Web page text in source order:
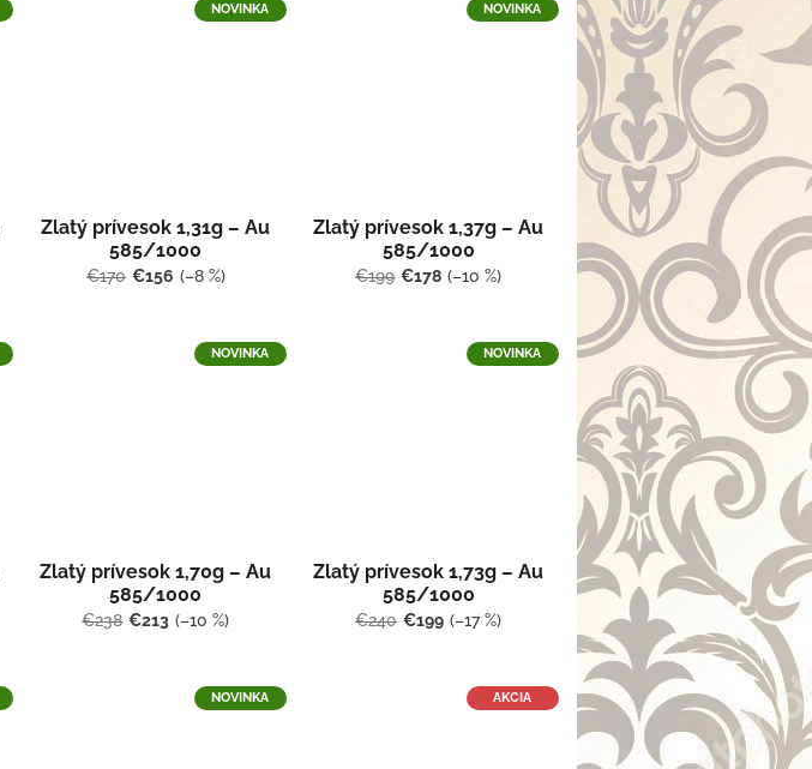
NOVINKA
Zlatý prívesok 1,31g – Au
585/1000
€170 €156 (–8 %)
NOVINKA
Zlatý prívesok 1,37g – Au
585/1000
€199 €178 (–10 %)
NOVINKA
Zlatý prívesok 1,70g – Au
585/1000
€238 €213 (–10 %)
NOVINKA
Zlatý prívesok 1,73g – Au
585/1000
€240 €199 (–17 %)
NOVINKA AKCIA